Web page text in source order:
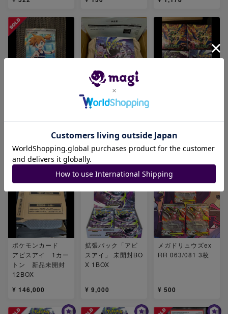
¥ 1,999
ポケセン産 拡張パ
ック「アビスア
イ」 未開封BOX 1
BOX
¥ 12,980
各2BOX 完全未開
き 4BOX
¥ 64,000
ポケモンカード
アビスアイ 1カー
トン 新品未開封
12BOX
¥ 146,000
拡張パック「アビ
スアイ」 未開封BO
X 1BOX
¥ 9,000
メガドリュウズex
RR 063/081 3枚
¥ 500